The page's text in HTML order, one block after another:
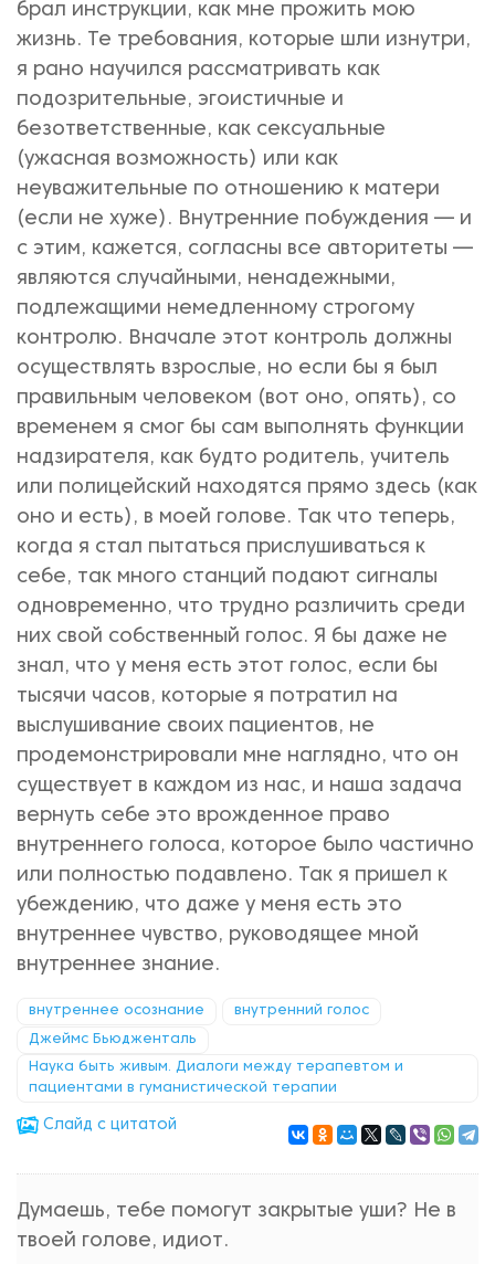
брал инструкции, как мне прожить мою
жизнь. Те требования, которые шли изнутри,
я рано научился рассматривать как
подозрительные, эгоистичные и
безответственные, как сексуальные
(ужасная возможность) или как
неуважительные по отношению к матери
(если не хуже). Внутренние побуждения — и
с этим, кажется, согласны все авторитеты —
являются случайными, ненадежными,
подлежащими немедленному строгому
контролю. Вначале этот контроль должны
осуществлять взрослые, но если бы я был
правильным человеком (вот оно, опять), со
временем я смог бы сам выполнять функции
надзирателя, как будто родитель, учитель
или полицейский находятся прямо здесь (как
оно и есть), в моей голове. Так что теперь,
когда я стал пытаться прислушиваться к
себе, так много станций подают сигналы
одновременно, что трудно различить среди
них свой собственный голос. Я бы даже не
знал, что у меня есть этот голос, если бы
тысячи часов, которые я потратил на
выслушивание своих пациентов, не
продемонстрировали мне наглядно, что он
существует в каждом из нас, и наша задача
вернуть себе это врожденное право
внутреннего голоса, которое было частично
или полностью подавлено. Так я пришел к
убеждению, что даже у меня есть это
внутреннее чувство, руководящее мной
внутреннее знание.
внутреннее осознание внутренний голос
Джеймс Бьюдженталь
Наука быть живым. Диалоги между терапевтом и
пациентами в гуманистической терапии
Cлайд с цитатой
Думаешь, тебе помогут закрытые уши? Не в
твоей голове, идиот.